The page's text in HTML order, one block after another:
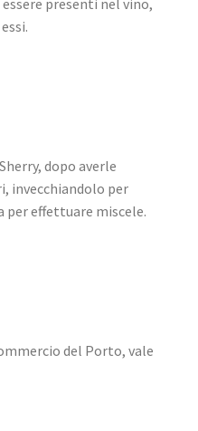
dopo averle
invecchiandolo per
per effettuare miscele.
del Porto, vale